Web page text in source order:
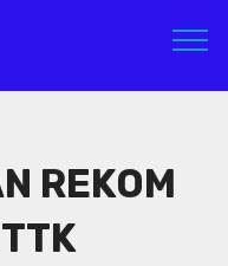
REKOM